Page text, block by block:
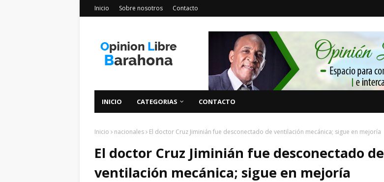
Inicio Sobre nosotros Contacto
INICIO CATEGORIAS CONTACTO
Inicio nacionales El doctor Cruz Jiminián fue desconectado de ventilación mecánica; sigue en mejoría
El doctor Cruz Jiminián fue desconectado de
ventilación mecánica; sigue en mejoría